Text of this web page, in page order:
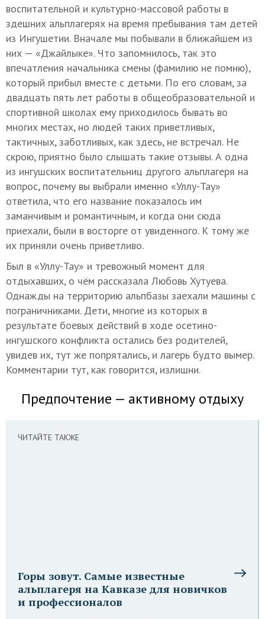
воспитательной и культурно-массовой работы в
здешних альплагерях на время пребывания там детей
из Ингушетии. Вначале мы побывали в ближайшем из
них — «Джайлыке». Что запомнилось, так это
впечатления начальника смены (фамилию не помню),
который прибыл вместе с детьми. По его словам, за
двадцать пять лет работы в общеобразовательной и
спортивной школах ему приходилось бывать во
многих местах, но людей таких приветливых,
тактичных, заботливых, как здесь, не встречал. Не
скрою, приятно было слышать такие отзывы. А одна
из ингушских воспитательниц другого альплагеря на
вопрос, почему вы выбрали именно «Уллу-Тау»
ответила, что его название показалось им
заманчивым и романтичным, и когда они сюда
приехали, были в восторге от увиденного. К тому же
их приняли очень приветливо.
Был в «Уллу-Тау» и тревожный момент для
отдыхавших, о чём рассказала Любовь Хутуева.
Однажды на территорию альпбазы заехали машины с
пограничниками. Дети, многие из которых в
результате боевых действий в ходе осетино-
ингушского конфликта остались без родителей,
увидев их, тут же попрятались, и лагерь будто вымер.
Комментарии тут, как говорится, излишни.
Предпочтение — активному отдыху
ЧИТАЙТЕ ТАКЖЕ
Горы зовут. Самые известные
альплагеря на Кавказе для новичков
и профессионалов